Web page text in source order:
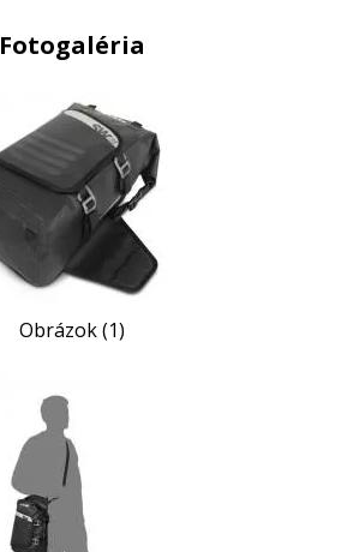
Fotogaléria
Obrázok (1)